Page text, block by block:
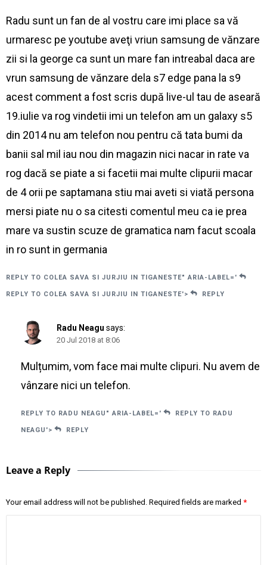
Radu sunt un fan de al vostru care imi place sa vă
urmaresc pe youtube aveţi vriun samsung de vănzare
zii si la george ca sunt un mare fan intreabal daca are
vrun samsung de vănzare dela s7 edge pana la s9
acest comment a fost scris după live-ul tau de aseară
19.iulie va rog vindetii imi un telefon am un galaxy s5
din 2014 nu am telefon nou pentru că tata bumi da
banii sal mil iau nou din magazin nici nacar in rate va
rog dacă se piate a si facetii mai multe clipurii macar
de 4 orii pe saptamana stiu mai aveti si viată persona
mersi piate nu o sa citesti comentul meu ca ie prea
mare va sustin scuze de gramatica nam facut scoala
in ro sunt in germania
REPLY TO COLEA SAVA SI JURJIU IN TIGANESTE" ARIA-LABEL='
REPLY TO COLEA SAVA SI JURJIU IN TIGANESTE'> REPLY
Radu Neagu says:
20 Jul 2018 at 8:06
Mulțumim, vom face mai multe clipuri. Nu avem de
vânzare nici un telefon.
REPLY TO RADU NEAGU" ARIA-LABEL=' REPLY TO RADU
NEAGU'> REPLY
Leave a Reply
Your email address will not be published. Required fields are marked *